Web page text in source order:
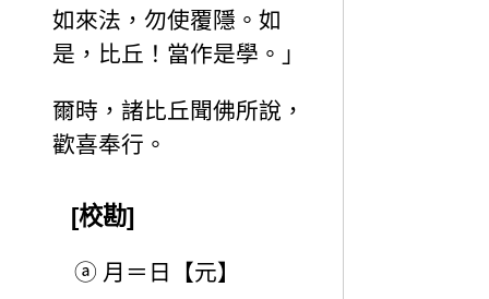
如來法，勿使覆隱。如
是，比丘！當作是學。」
爾時，諸比丘聞佛所說，
歡喜奉行。
[校勘]
ⓐ 月＝日【元】